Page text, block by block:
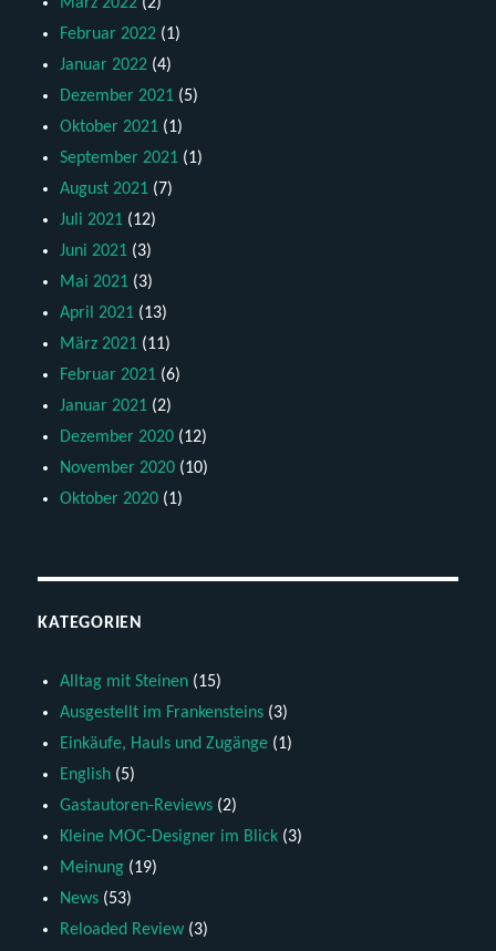
März 2022 (2)
Februar 2022 (1)
Januar 2022 (4)
Dezember 2021 (5)
Oktober 2021 (1)
September 2021 (1)
August 2021 (7)
Juli 2021 (12)
Juni 2021 (3)
Mai 2021 (3)
April 2021 (13)
März 2021 (11)
Februar 2021 (6)
Januar 2021 (2)
Dezember 2020 (12)
November 2020 (10)
Oktober 2020 (1)
KATEGORIEN
Alltag mit Steinen (15)
Ausgestellt im Frankensteins (3)
Einkäufe, Hauls und Zugänge (1)
English (5)
Gastautoren-Reviews (2)
Kleine MOC-Designer im Blick (3)
Meinung (19)
News (53)
Reloaded Review (3)